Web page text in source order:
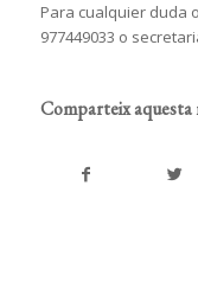
Para cualquier duda
977449033 o
Comparteix aquesta